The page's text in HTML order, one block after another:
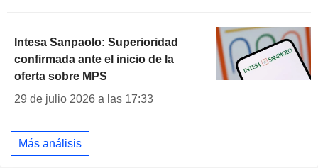
Intesa Sanpaolo: Superioridad
confirmada ante el inicio de la
oferta sobre MPS
29 de julio 2026 a las 17:33
Más análisis